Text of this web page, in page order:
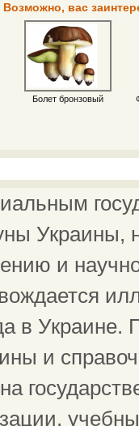
Возможно, вас
Болет бронзовый
Украины,
и
в
и